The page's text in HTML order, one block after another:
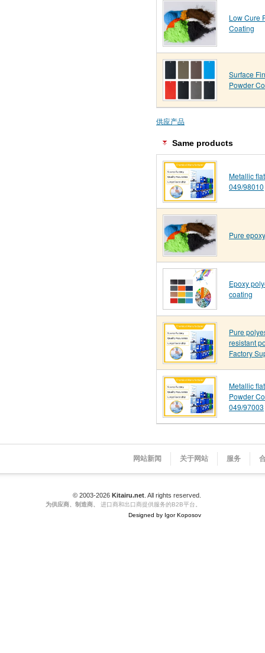
Low Cure
Coating
Surface
Powder
供应产品
Same products
Metallic
049/98010
Pure
Epoxy
coating
Pure
resistant
Factory
Metallic
Powder
049/97003
网站新闻 关于网站 服务
© 2003-2026 Kitairu.net . All rights reserved.
为供应商、制造商、
进口商和出口商提供服务的B2B平台。
Designed by Igor Koposov